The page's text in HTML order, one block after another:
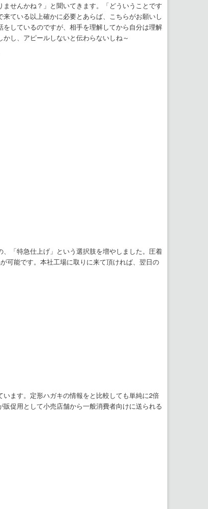
せんかね？」と聞いてきます。「どういうことです
ている以上確かに必要とあらば、こちらがお願いし
しているのですが、相手を理解してから自分は理解
し、アピールしないと伝わらないしね～
、「特急仕上げ」という選択肢を増やしました。圧着
可能です。本社工場に取りに来て頂ければ、翌日の
ます。定形ハガキの情報をと比較しても単純に2倍
促用として小売店舗から一般消費者向けに送られる